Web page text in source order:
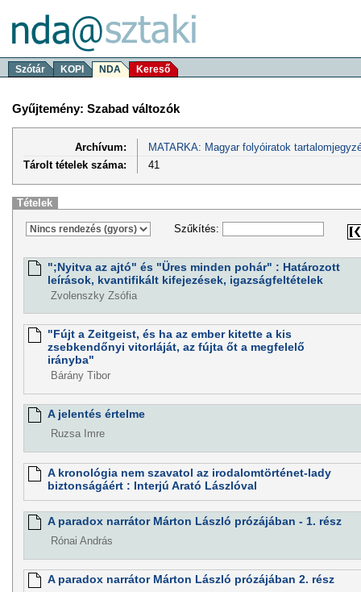
Szótár KOPI NDA Kereső
Gyűjtemény: Szabad változók
Archívum:
MATARKA: Magyar folyóiratok
Tárolt tételek száma:
41
Tételek
Szűkítés:
";Nyitva az ajtó" és "Üres minden pohár" : Határozott
leírások, kvantifikált kifejezések, igazságfeltételek
Zvolenszky Zsófia
"Fújt a Zeitgeist, és ha az ember kitette a kis
zsebkendőnyi vitorláját, az fújta őt a megfelelő
irányba"
Bárány Tibor
A jelentés értelme
Ruzsa Imre
A kronológia nem szavatol az irodalomtörténet-lady
biztonságáért : Interjú Arató Lászlóval
A paradox narrátor Márton László prózájában - 1. rész
Rónai András
A paradox narrátor Márton László prózájában 2. rész